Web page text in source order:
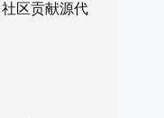
区贡献源代